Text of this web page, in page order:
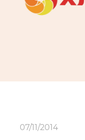
07/11/2014